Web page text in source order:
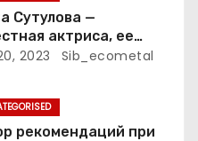
Сутулова —
актриса, ее
достижения и
2023 Sib_ecometal
рекомендаций при